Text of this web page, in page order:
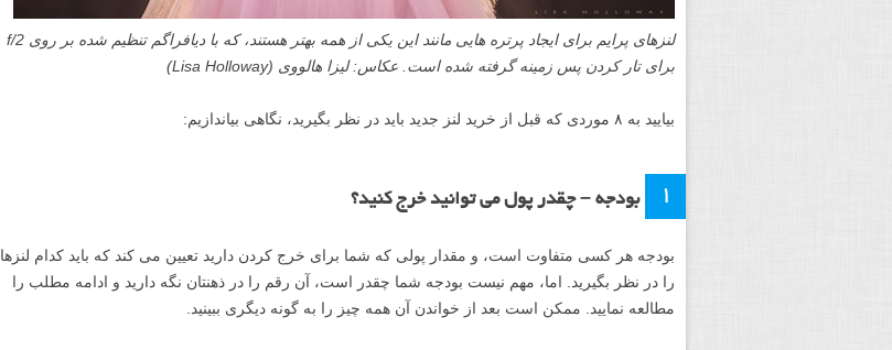
لنزهای پرایم برای ایجاد پرتره هایی مانند این یکی از همه بهتر هستند، که با دیافراگم تنظیم شده بر روی f/2
برای تار کردن پس زمینه گرفته شده است. عکاس: لیزا هالووی (Lisa Holloway)
بیایید به ۸ موردی که قبل از خرید لنز جدید باید در نظر بگیرید، نگاهی بیاندازیم:
۱ بودجه – چقدر پول می توانید خرج کنید؟
بودجه هر کسی متفاوت است، و مقدار پولی که شما برای خرج کردن دارید تعیین می کند که باید کدام لنزها
را در نظر بگیرید. اما، مهم نیست بودجه شما چقدر است، آن رقم را در ذهنتان نگه دارید و ادامه مطلب را
مطالعه نمایید. ممکن است بعد از خواندن آن همه چیز را به گونه دیگری ببینید.